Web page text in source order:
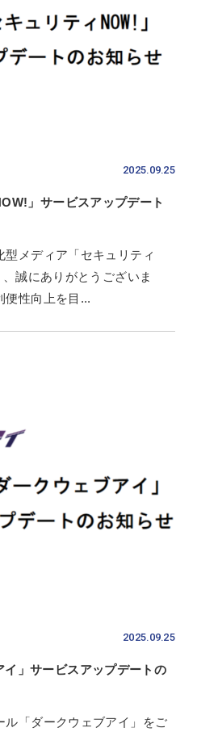
2025.09.25
」サービスアップデート
メディア「セキュリティ
誠にありがとうございま
便性向上を目...
2025.09.25
」サービスアップデートの
ル「ダークウェブアイ」をご